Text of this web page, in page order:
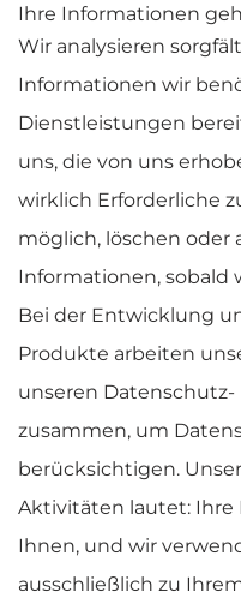
Ihre Informationen
Wir analysieren
Informationen wir
Dienstleistungen
uns, die von uns
wirklich Erforderliche
möglich, löschen oder
Informationen, sobald
Bei der Entwicklung
Produkte arbeiten
unseren
zusammen, um
berücksichtigen.
Aktivitäten lautet:
Ihnen, und wir
ausschließlich zu